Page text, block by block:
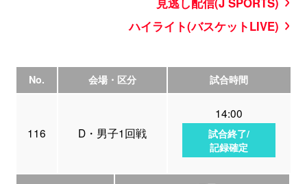
ハイライト(バスケットLIVE)
No. 会場・区分 試合時間
116 D・男子1回戦
14:00
試合終了/
記録確定